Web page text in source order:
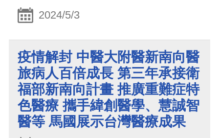
2024/5/3
疫情解封 中醫大附醫新南向醫
旅病人百倍成長 第三年承接衛
福部新南向計畫 推廣重難症特
色醫療 攜手緯創醫學、慧誠智
醫等 馬國展示台灣醫療成果